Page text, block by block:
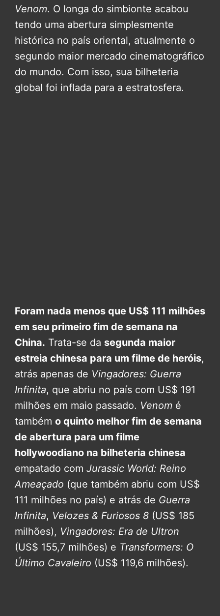
Venom. O longa do simbionte acabou
tendo uma abertura simplesmente
histórica no país oriental, atualmente o
segundo maior mercado cinematográfico
do mundo. Com isso, sua bilheteria
global foi inflada para a estratosfera.
Foram nada menos que US$ 111 milhões
em seu primeiro fim de semana na
China. Trata-se da segunda maior
estreia chinesa para um filme de heróis,
atrás apenas de Vingadores: Guerra
Infinita, que abriu no país com US$ 191
milhões em maio passado. Venom é
também o quinto melhor fim de semana
de abertura para um filme
hollywoodiano na bilheteria chinesa
empatado com Jurassic World: Reino
Ameaçado (que também abriu com US$
111 milhões no país) e atrás de Guerra
Infinita, Velozes & Furiosos 8 (US$ 185
milhões), Vingadores: Era de Ultron
(US$ 155,7 milhões) e Transformers: O
Último Cavaleiro (US$ 119,6 milhões).